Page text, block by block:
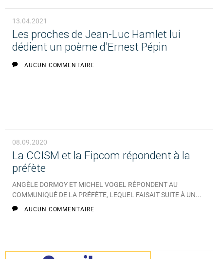
13.04.2021
Les proches de Jean-Luc Hamlet lui
dédient un poème d'Ernest Pépin
AUCUN COMMENTAIRE
08.09.2020
La CCISM et la Fipcom répondent à la
préfète
ANGÈLE DORMOY ET MICHEL VOGEL RÉPONDENT AU
COMMUNIQUÉ DE LA PRÉFÈTE, LEQUEL FAISAIT SUITE À UN...
AUCUN COMMENTAIRE